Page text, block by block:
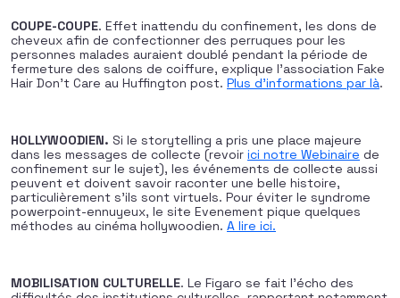
COUPE-COUPE. Effet inattendu du confinement, les dons de
cheveux afin de confectionner des perruques pour les
personnes malades auraient doublé pendant la période de
fermeture des salons de coiffure, explique l’association Fake
Hair Don’t Care au Huffington post. Plus d’informations par là.
HOLLYWOODIEN. Si le storytelling a pris une place majeure
dans les messages de collecte (revoir ici notre Webinaire de
confinement sur le sujet), les événements de collecte aussi
peuvent et doivent savoir raconter une belle histoire,
particulièrement s’ils sont virtuels. Pour éviter le syndrome
powerpoint-ennuyeux, le site Evenement pique quelques
méthodes au cinéma hollywoodien. A lire ici.
MOBILISATION CULTURELLE. Le Figaro se fait l’écho des